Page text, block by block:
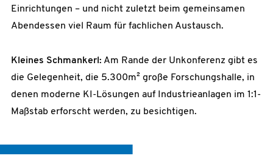
Einrichtungen – und nicht zuletzt beim gemeinsamen
Abendessen viel Raum für fachlichen Austausch.
Kleines Schmankerl: Am Rande der Unkonferenz gibt es
die Gelegenheit, die 5.300m² große Forschungshalle, in
denen moderne KI-Lösungen auf Industrieanlagen im 1:1-
Maßstab erforscht werden, zu besichtigen.